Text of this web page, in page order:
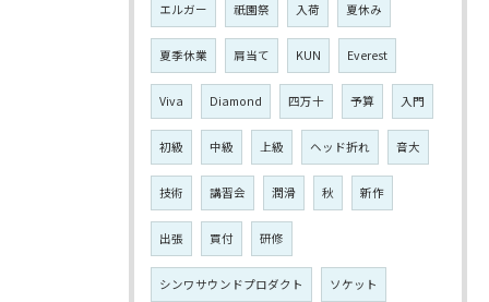
エルガー 祇園祭 入荷 夏休み
夏季休業 肩当て KUN Everest
Viva Diamond 四万十 予算 入門
初級 中級 上級 ヘッド折れ 音大
技術 講習会 潤滑 秋 新作
出張 買付 研修
シンワサウンドプロダクト ソケット